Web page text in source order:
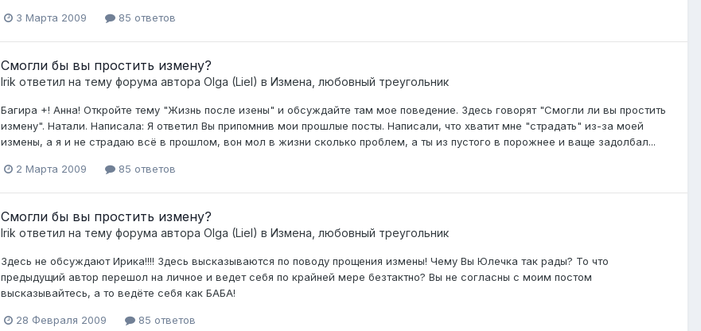
3 Марта 2009 85 ответов
Смогли бы вы простить измену?
Irik ответил на тему форума автора Olga (Liel) в Измена, любовный треугольник
Багира +! Анна! Откройте тему "Жизнь после изены" и обсуждайте там мое поведение. Здесь говорят "Смогли ли вы простить
измену". Натали. Написала: Я ответил Вы припомнив мои прошлые посты. Написали, что хватит мне "страдать" из-за моей
измены, а я и не страдаю всё в прошлом, вон мол в жизни сколько проблем, а ты из пустого в порожнее и ваще задолбал...
2 Марта 2009 85 ответов
Смогли бы вы простить измену?
Irik ответил на тему форума автора Olga (Liel) в Измена, любовный треугольник
Здесь не обсуждают Ирика!!!! Здесь высказываются по поводу прощения измены! Чему Вы Юлечка так рады? То что
предыдущий автор перешол на личное и ведет себя по крайней мере безтактно? Вы не согласны с моим постом
высказывайтесь, а то ведёте себя как БАБА!
28 Февраля 2009 85 ответов